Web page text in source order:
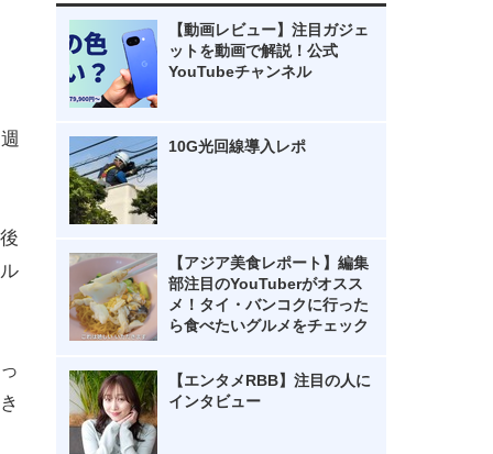
【動画レビュー】注目ガジェ
ットを動画で解説！公式
YouTubeチャンネル
10G光回線導入レポ
【アジア美食レポート】編集
部注目のYouTuberがオスス
メ！タイ・バンコクに行った
ら食べたいグルメをチェック
【エンタメRBB】注目の人に
インタビュー